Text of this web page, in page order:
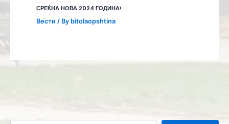
СРЕЌНА НОВА 2024 ГОДИНА!
Вести / By bitolaopshtina